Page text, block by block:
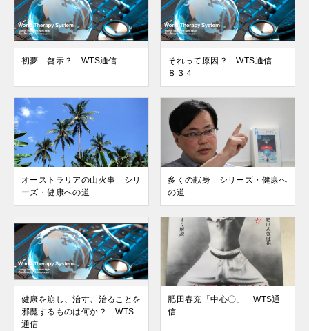
初夢 啓示？ WTS通信
それって原因？ WTS通信
８３４
オーストラリアの山火事 シリ
ーズ・健康への道
多くの献身 シリーズ・健康へ
の道
健康を崩し、治す、治ることを
邪魔するものは何か？ WTS
通信
肥田春充「中心〇」 WTS通
信